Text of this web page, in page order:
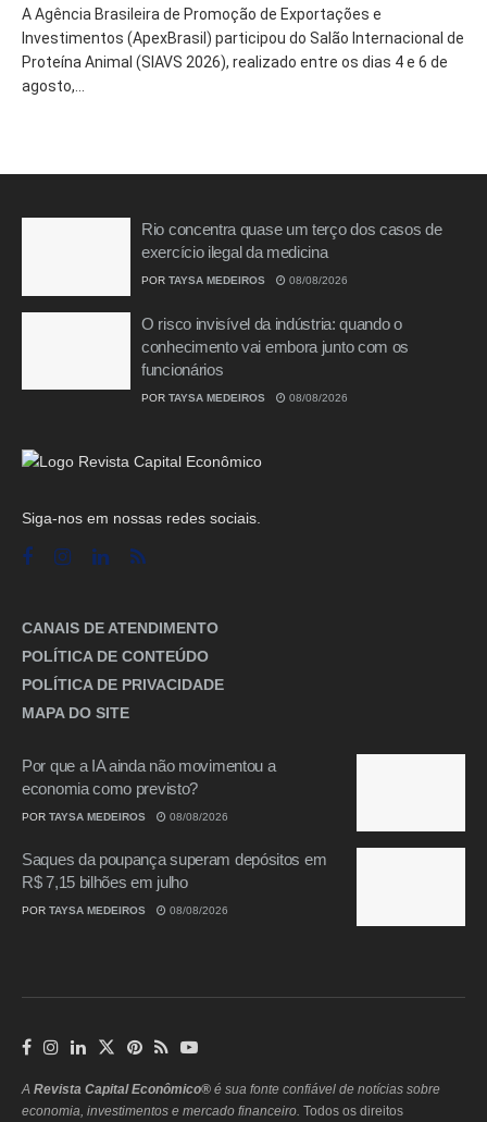
A Agência Brasileira de Promoção de Exportações e
Investimentos (ApexBrasil) participou do Salão Internacional de
Proteína Animal (SIAVS 2026), realizado entre os dias 4 e 6 de
agosto,...
Rio concentra quase um terço dos casos de
exercício ilegal da medicina
POR TAYSA MEDEIROS 08/08/2026
O risco invisível da indústria: quando o
conhecimento vai embora junto com os
funcionários
POR TAYSA MEDEIROS 08/08/2026
Siga-nos em nossas redes sociais.
CANAIS DE ATENDIMENTO
POLÍTICA DE CONTEÚDO
POLÍTICA DE PRIVACIDADE
MAPA DO SITE
Por que a IA ainda não movimentou a
economia como previsto?
POR TAYSA MEDEIROS 08/08/2026
Saques da poupança superam depósitos em
R$ 7,15 bilhões em julho
POR TAYSA MEDEIROS 08/08/2026
A Revista Capital Econômico® é sua fonte confiável de notícias sobre
economia, investimentos e mercado financeiro. Todos os direitos